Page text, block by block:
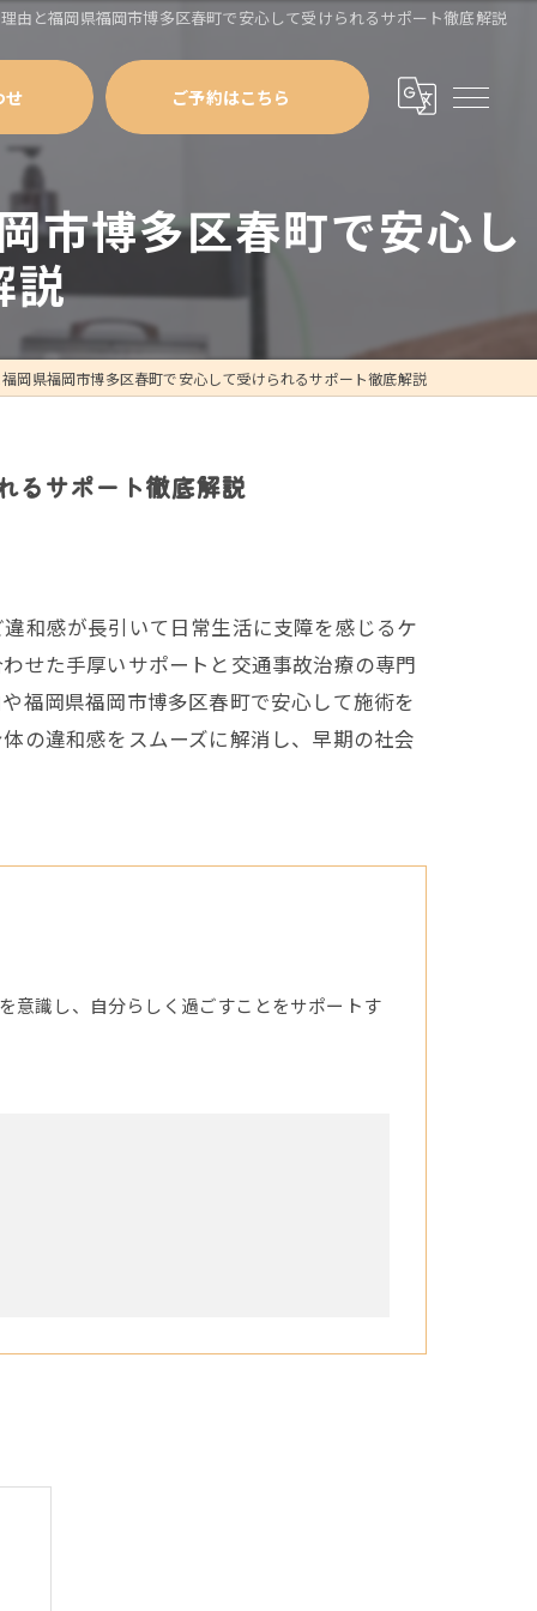
由と福岡県福岡市博多区春町で安心して受けられるサポート徹底解説
せ ご予約はこちら
市博多区春町で安心し
説
岡県福岡市博多区春町で安心して受けられるサポート徹底解説
るサポート徹底解説
和感が長引いて日常生活に支障を感じるケ
せた手厚いサポートと交通事故治療の専門
福岡県福岡市博多区春町で安心して施術を
の違和感をスムーズに解消し、早期の社会
意識し、自分らしく過ごすことをサポートす